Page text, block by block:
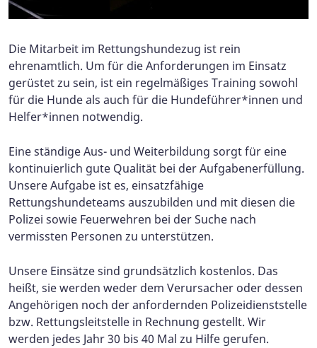
Die Mitarbeit im Rettungshundezug ist rein
ehrenamtlich. Um für die Anforderungen im Einsatz
gerüstet zu sein, ist ein regelmäßiges Training sowohl
für die Hunde als auch für die Hundeführer*innen und
Helfer*innen notwendig.
Eine ständige Aus- und Weiterbildung sorgt für eine
kontinuierlich gute Qualität bei der Aufgabenerfüllung.
Unsere Aufgabe ist es, einsatzfähige
Rettungshundeteams auszubilden und mit diesen die
Polizei sowie Feuerwehren bei der Suche nach
vermissten Personen zu unterstützen.
Unsere Einsätze sind grundsätzlich kostenlos. Das
heißt, sie werden weder dem Verursacher oder dessen
Angehörigen noch der anfordernden Polizeidienststelle
bzw. Rettungsleitstelle in Rechnung gestellt. Wir
werden jedes Jahr 30 bis 40 Mal zu Hilfe gerufen.